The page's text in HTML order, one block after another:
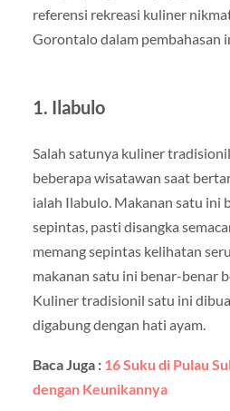
referensi rekreasi kuliner
Gorontalo dalam pembahasan
1. Ilabulo
Salah satunya kuliner
beberapa wisatawan saat
ialah Ilabulo. Makanan satu ini
sepintas, pasti disangka
memang sepintas kelihatan
makanan satu ini benar-benar
Kuliner tradisionil satu ini
digabung dengan hati ayam.
Baca Juga : 16 Suku di Pulau
dengan Keunikannya